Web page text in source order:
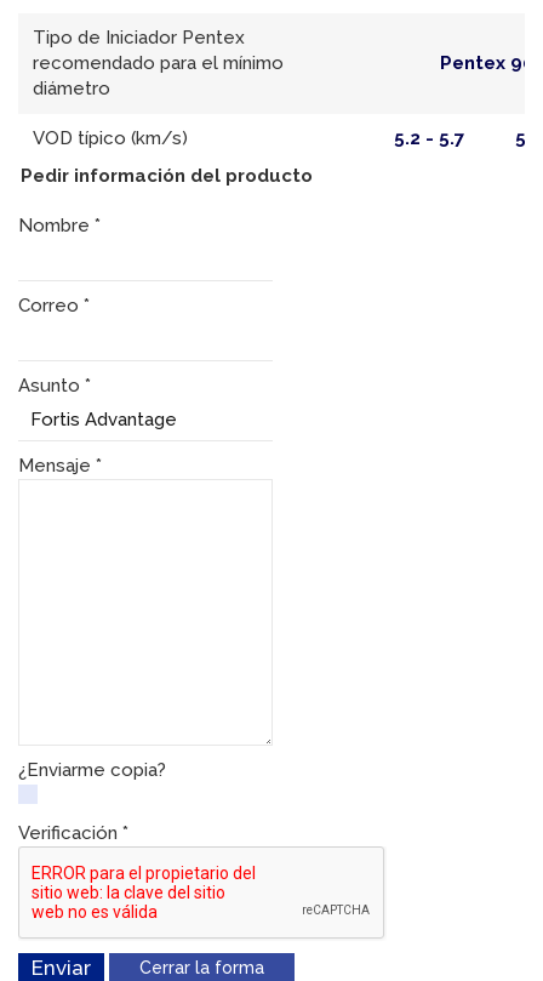
Tipo de Iniciador Pentex
recomendado para el mínimo
diámetro
Pentex
VOD típico (km/s) 5.2 - 5.7
Pedir información del producto
Nombre *
Correo *
Asunto *
Mensaje *
¿Enviarme copia?
Verificación *
Enviar Cerrar la forma